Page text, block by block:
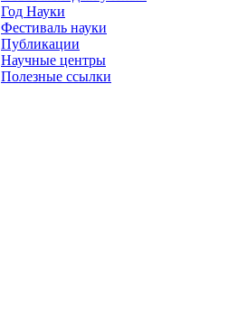
Год Науки
Фестиваль науки
Публикации
Научные центры
Полезные ссылки